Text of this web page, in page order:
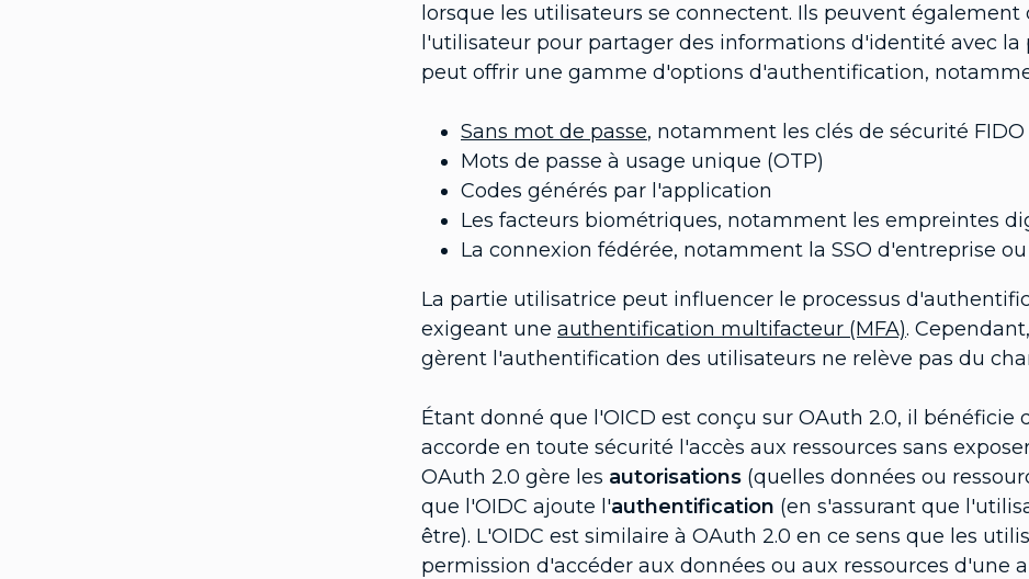
lorsque les utilisateurs se connectent. Ils peuvent
l'utilisateur pour partager des informations d'identité avec
peut offrir une gamme d'options d'authentification,
Sans mot de passe, notamment les clés de sécurité FIDO
Mots de passe à usage unique (OTP)
Codes générés par l'application
Les facteurs biométriques, notamment les empreintes
La connexion fédérée, notamment la SSO d'entreprise
La partie utilisatrice peut influencer le processus
exigeant une authentification multifacteur (MFA).
gèrent l'authentification des utilisateurs ne relève pas du
Étant donné que l'OICD est conçu sur OAuth 2.0, il
accorde en toute sécurité l'accès aux ressources sans
OAuth 2.0 gère les autorisations (quelles données ou
que l'OIDC ajoute l'authentification (en s'assurant que
être). L'OIDC est similaire à OAuth 2.0 en ce sens que les
permission d'accéder aux données ou aux ressources d'une